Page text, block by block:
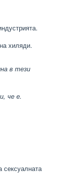
хиляди.
в тези
че е.
сексуалната